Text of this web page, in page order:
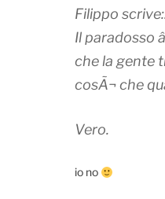
Filippo
Il paradosso
che la gente
cosÃ¬ che
Vero.
io no